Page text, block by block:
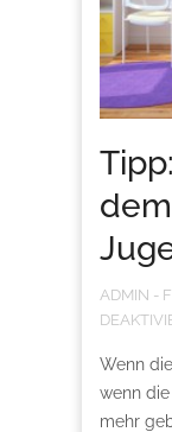
ADMIN -
Wenn
wenn
mehr